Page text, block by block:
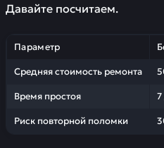
Давайте посчитаем.
Параметр
Средняя стоимость ремонта
Время простоя
Риск повторной поломки